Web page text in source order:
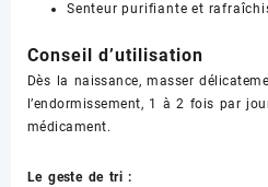
Senteur purifiante et
Conseil d’utilisation
Dès la naissance, masser
l’endormissement, 1 à 2 fois par
médicament.
Le geste de tri :